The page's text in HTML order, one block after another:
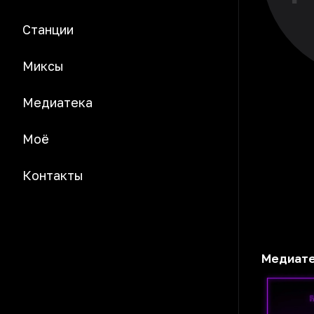
Станции
Миксы
Медиатека
Моё
Контакты